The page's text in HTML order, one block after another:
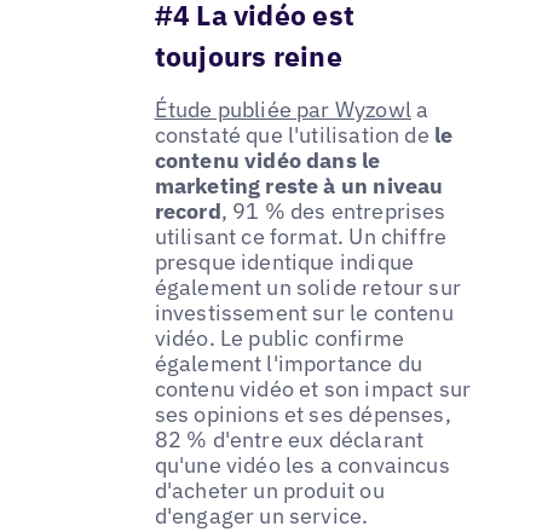
#4 La vidéo est
toujours reine
Étude publiée par Wyzowla
constaté que l'utilisation de le
contenu vidéo dans le
marketing reste à un niveau
record, 91 % des entreprises
utilisant ce format. Un chiffre
presque identique indique
également un solide retour sur
investissement sur le contenu
vidéo. Le public confirme
également l'importance du
contenu vidéo et son impact sur
ses opinions et ses dépenses,
82 % d'entre eux déclarant
qu'une vidéo les a convaincus
d'acheter un produit ou
d'engager un service.